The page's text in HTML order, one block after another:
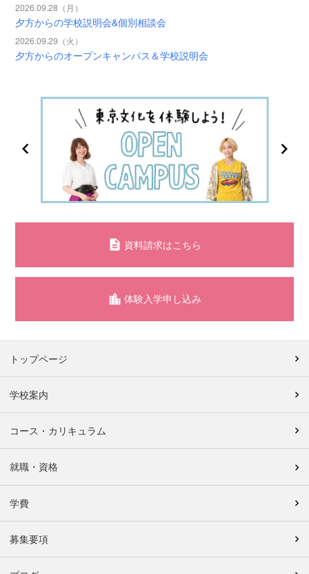
2026.09.28（月）
夕方からの学校説明会&個別相談会
2026.09.29（火）
夕方からのオープンキャンパス＆学校説明会
資料請求はこちら
体験入学申し込み
トップページ
学校案内
コース・カリキュラム
就職・資格
学費
募集要項